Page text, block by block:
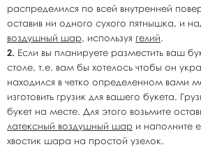
распределился по всей внутренней
оставив ни одного сухого пятнышка, и
воздушный шар, используя гелий.
2. Если вы планируете разместить ваш
столе, т.е. вам бы хотелось чтобы он
находился в четко определенном вами
изготовить грузик для вашего букета.
букет на месте. Для этого возьмите
латексный воздушный шар и наполните
хвостик шара на простой узелок.